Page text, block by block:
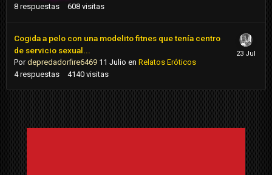
8 respuestas 608 visitas
Cogida a pelo con una modelito fitnes que tenía centro
de servicio sexual...
Pordepredadorfire6469 11 Julio en Relatos Eróticos
4 respuestas 4140 visitas